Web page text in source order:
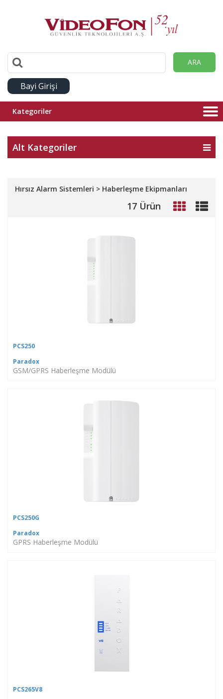
ARA
Bayi Girişi
Kategoriler
Alt Kategoriler
Hırsız Alarm Sistemleri > Haberleşme Ekipmanları
17 Ürün
PCS250
Paradox
GSM/GPRS Haberleşme Modülü
PCS250G
Paradox
GPRS Haberleşme Modülü
PCS265V8